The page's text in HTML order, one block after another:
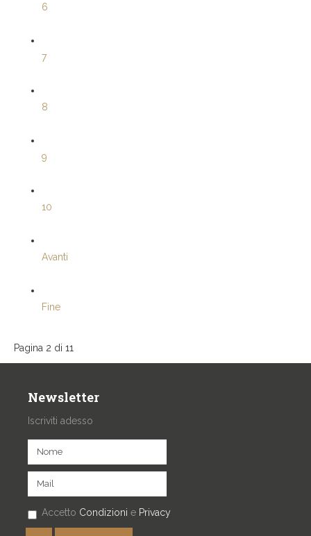
6
7
8
9
10
Avanti
Fine
Pagina 2 di 11
Newsletter
Iscriviti adesso
Accetto Condizioni e Privacy